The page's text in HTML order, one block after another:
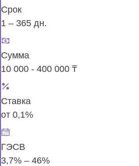
Срок
1 – 365 дн.
Сумма
10 000 - 400 000 ₸
Ставка
от 0,1%
ГЭСВ
3,7% – 46%